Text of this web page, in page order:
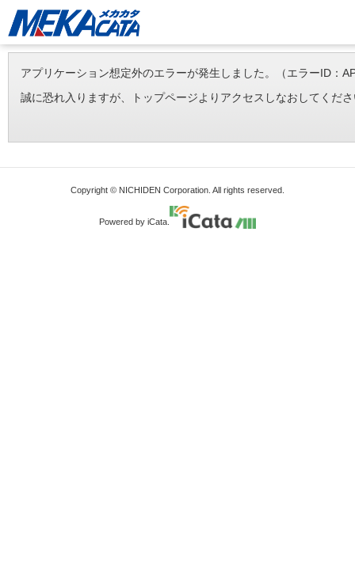
アプリケーション想定外のエラーが発生しました。（エラーID：
誠に恐れ入りますが、トップページよりアクセスしなおしてくだ
Copyright © NICHIDEN Corporation. All rights reserved.
Powered by iCata.